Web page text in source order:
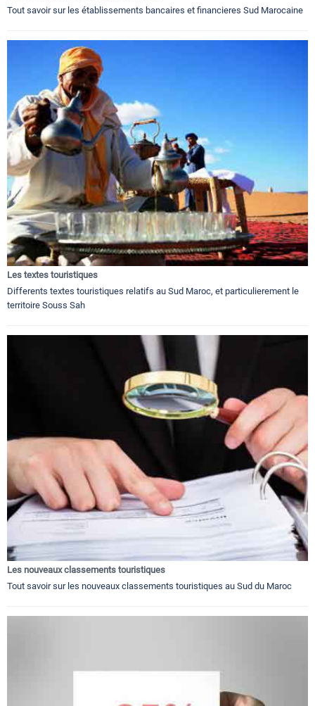
Tout savoir sur les établissements bancaires et financieres Sud Marocaine
Les textes touristiques
Differents textes touristiques relatifs au Sud Maroc, et particulierement le
territoire Souss Sah
Les nouveaux classements touristiques
Tout savoir sur les nouveaux classements touristiques au Sud du Maroc